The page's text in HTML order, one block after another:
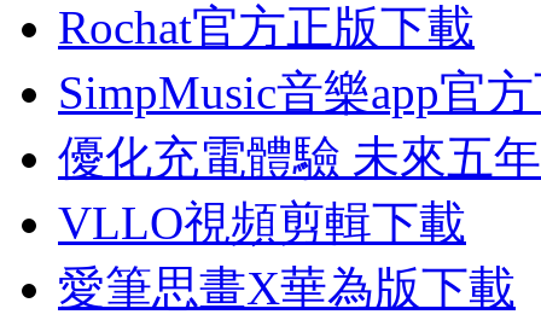
Rochat官方正版下載
SimpMusic音樂app官
優化充電體驗 未來五
VLLO視頻剪輯下載
愛筆思畫X華為版下載